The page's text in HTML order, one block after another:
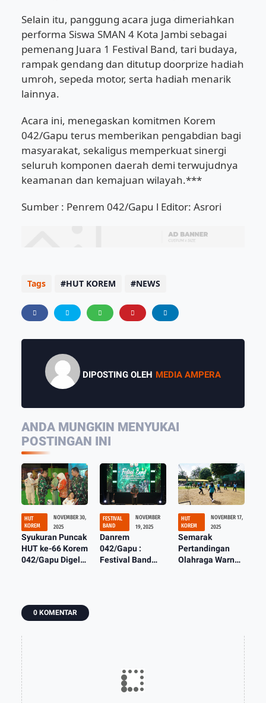
Selain itu, panggung acara juga dimeriahkan
performa Siswa SMAN 4 Kota Jambi sebagai
pemenang Juara 1 Festival Band, tari budaya,
rampak gendang dan ditutup doorprize hadiah
umroh, sepeda motor, serta hadiah menarik
lainnya.
Acara ini, menegaskan komitmen Korem
042/Gapu terus memberikan pengabdian bagi
masyarakat, sekaligus memperkuat sinergi
seluruh komponen daerah demi terwujudnya
keamanan dan kemajuan wilayah.***
Sumber : Penrem 042/Gapu l Editor: Asrori
Tags HUT KOREM NEWS
DIPOSTING OLEH MEDIA AMPERA
ANDA MUNGKIN MENYUKAI
POSTINGAN INI
HUT
KOREM
NOVEMBER 30,
2025
Syukuran Puncak
HUT ke-66 Korem
042/Gapu Digelar
FESTIVAL
BAND
NOVEMBER
19, 2025
Danrem
042/Gapu :
Festival Band
HUT
KOREM
NOVEMBER 17,
2025
Semarak
Pertandingan
Olahraga Warnai
0 KOMENTAR